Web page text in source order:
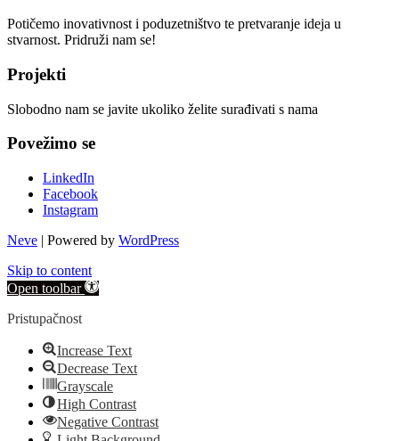
Potičemo inovativnost i poduzetništvo te pretvaranje ideja u
stvarnost. Pridruži nam se!
Projekti
Slobodno nam se javite ukoliko želite surađivati s nama
Povežimo se
LinkedIn
Facebook
Instagram
Neve | Powered by WordPress
Skip to content
Open toolbar
Pristupačnost
Increase Text
Decrease Text
Grayscale
High Contrast
Negative Contrast